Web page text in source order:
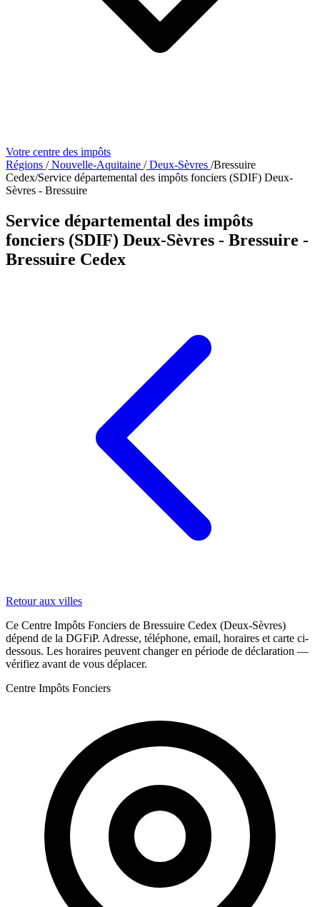
Votre centre des impôts
Régions /Nouvelle-Aquitaine /Deux-Sèvres /Bressuire
Cedex/Service départemental des impôts fonciers (SDIF) Deux-
Sèvres - Bressuire
Service départemental des impôts
fonciers (SDIF) Deux-Sèvres - Bressuire -
Bressuire Cedex
Retour aux villes
Ce Centre Impôts Fonciers de Bressuire Cedex (Deux-Sèvres)
dépend de la DGFiP. Adresse, téléphone, email, horaires et carte ci-
dessous. Les horaires peuvent changer en période de déclaration —
vérifiez avant de vous déplacer.
Centre Impôts Fonciers